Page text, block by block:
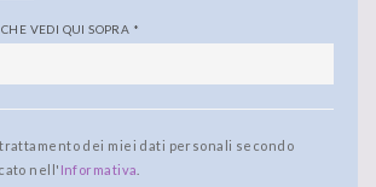
VEDI QUI SOPRA *
dei miei dati personali secondo
nell' Informativa